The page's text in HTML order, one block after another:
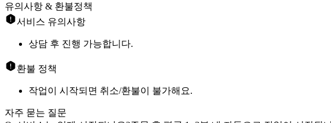
유의사항 & 환불정책
서비스 유의사항
상담 후 진행 가능합니다.
환불 정책
작업이 시작되면 취소/환불이 불가해요.
자주 묻는 질문